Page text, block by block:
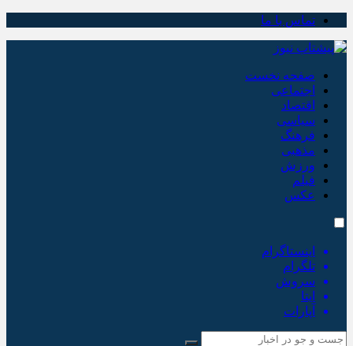
تماس با ما
صفحه نخست
اجتماعی
اقتصاد
سیاسی
فرهنگ
مذهبی
ورزش
فیلم
عکس
اینستاگرام
تلگرام
سروش
ایتا
آپارات